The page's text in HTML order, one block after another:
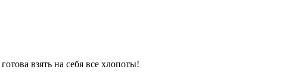
взять на себя все хлопоты!